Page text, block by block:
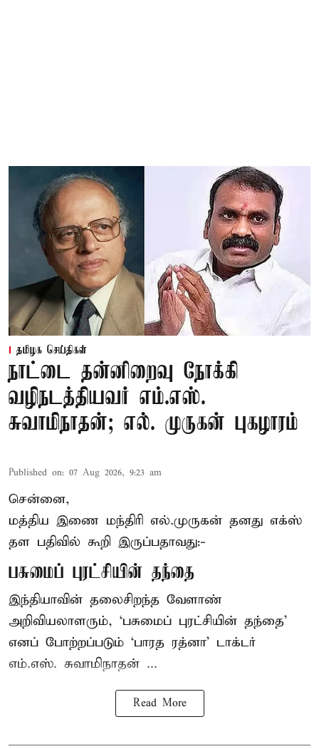
தமிழக செய்திகள்
நாட்டை தன்னிறைவு நோக்கி
வழிநடத்தியவர் எம்.எஸ்.
சுவாமிநாதன்; எல். முருகன் புகழாரம்
Published on: 07 Aug 2026, 9:23 am
சென்னை,
மத்திய இணை மந்திரி எல்.முருகன் தனது எக்ஸ்
தள பதிவில் கூறி இருப்பதாவது:-
பசுமைப் புரட்சியின் தந்தை
இந்தியாவின் தலைசிறந்த வேளாண்
அறிவியலாளரும், ‘பசுமைப் புரட்சியின் தந்தை’
எனப் போற்றப்படும் ‘பாரத ரத்னா’ டாக்டர்
எம்.எஸ். சுவாமிநாதன் ...
Read More